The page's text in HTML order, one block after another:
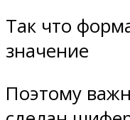
Так что
значение
Поэтому